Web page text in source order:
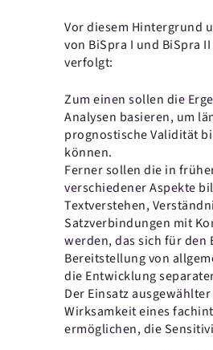
Vor diesem Hintergrund
von BiSpra I und BiSpra
verfolgt:
Zum einen sollen die
Analysen basieren, um
prognostische Validität
können.
Ferner sollen die in
verschiedener Aspekte
Textverstehen,
Satzverbindungen mit
werden, das sich für den
Bereitstellung von
die Entwicklung
Der Einsatz
Wirksamkeit eines
ermöglichen, die